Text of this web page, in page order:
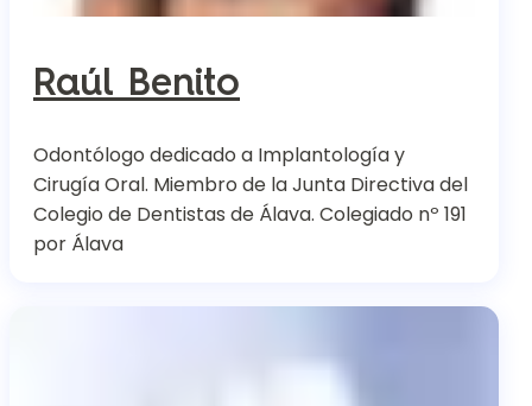
Raúl Benito
Odontólogo dedicado a Implantología y
Cirugía Oral. Miembro de la Junta Directiva del
Colegio de Dentistas de Álava. Colegiado nº 191
por Álava